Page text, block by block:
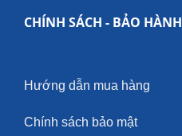
CHÍNH SÁCH - BẢO HÀNH
Hướng dẫn mua hàng
Chính sách bảo mật